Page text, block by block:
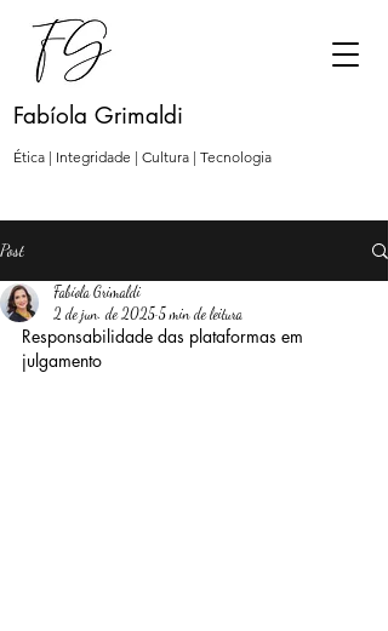
Fabíola Grimaldi
Ética | Integridade | Cultura | Tecnologia
Post
Fabíola Grimaldi
2 de jun. de 2025 5 min de leitura
Responsabilidade das plataformas em
julgamento